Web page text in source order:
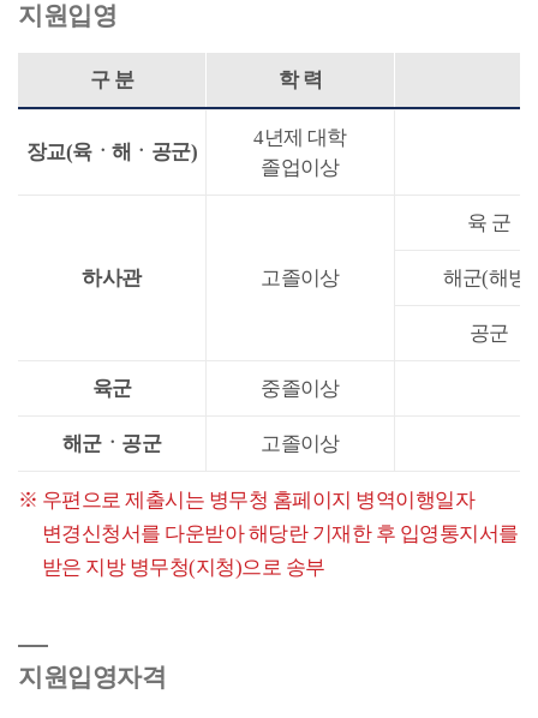
지원입영
구 분 학 력
장교(육ㆍ해ㆍ공군)
4년제 대학
졸업이상
하사관 고졸이상
육 군
해군(해병)
공군
육군 중졸이상
해군ㆍ공군 고졸이상
우편으로 제출시는 병무청 홈페이지 병역이행일자
변경신청서를 다운받아 해당란 기재한 후 입영통지서를
받은 지방 병무청(지청)으로 송부
지원입영자격